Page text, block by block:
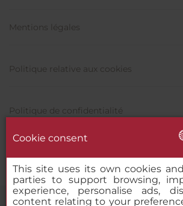
Mentions légales
Politique relative aux cookies
Politique de confidentialité
Cookie consent
This site uses its own cookies
parties to support browsing,
experience, personalise ads,
content relating to your